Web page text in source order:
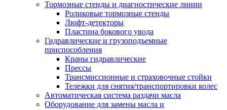
Тормозные стенды и диагностические линии
Роликовые тормозные стенды
Люфт-детекторы
Пластина бокового увода
Гидравлические и грузоподъемные
приспособления
Краны гидравлические
Прессы
Трансмиссионные и страховочные стойки
Тележки для снятия/транспортировки колес
Автоматическая система раздачи масла
Оборудование для замены масла и